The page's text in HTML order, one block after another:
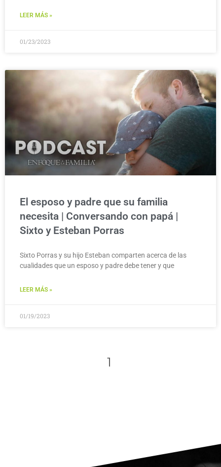
LEER MÁS »
01/23/2023
El esposo y padre que su familia
necesita | Conversando con papá |
Sixto y Esteban Porras
Sixto Porras y su hijo Esteban comparten acerca de las
cualidades que un esposo y padre debe tener y que
LEER MÁS »
01/19/2023